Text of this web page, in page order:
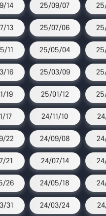
14 25/09/07
13 25/07/06
11 25/05/04
16 25/03/09
19 25/01/12
17 24/11/10
22 24/09/08
21 24/07/14
26 24/05/18
31 24/03/24